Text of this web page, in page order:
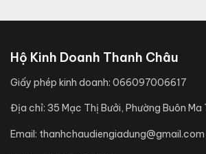
Hộ Kinh Doanh Thanh Châu
Giấy phép kinh doanh: 066097006617
Địa chỉ: 35 Mạc Thị Bưởi, Phường Buôn
Email: thanhchaudiengiadung@gmail.com